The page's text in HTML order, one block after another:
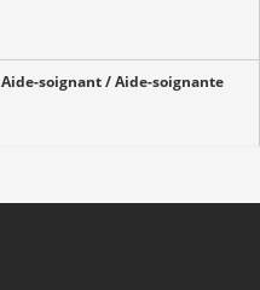
Aide-soignant / Aide-soignante